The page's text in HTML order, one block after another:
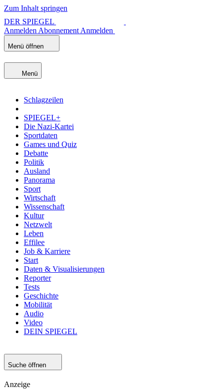
Zum Inhalt springen
DER SPIEGEL
Anmelden Abonnement Anmelden
Menü öffnen
Menü
Schlagzeilen
SPIEGEL+
Die Nazi-Kartei
Sportdaten
Games und Quiz
Debatte
Politik
Ausland
Panorama
Sport
Wirtschaft
Wissenschaft
Kultur
Netzwelt
Leben
Effilee
Job & Karriere
Start
Daten & Visualisierungen
Reporter
Tests
Geschichte
Mobilität
Audio
Video
DEIN SPIEGEL
Suche öffnen
Anzeige